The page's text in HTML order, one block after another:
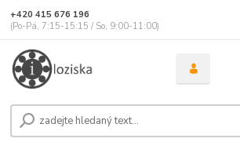
+420 415 676 196
(Po-Pá, 7:15-15:15 / So, 9:00-11:00)